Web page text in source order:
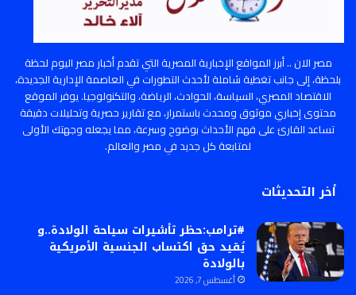
مصر الان .. أبرز المواقع الإخبارية المصرية التي تقدم أخبار مصر اليوم لحظة
بلحظة، إلى جانب تغطية شاملة لأحدث التطورات في العاصمة الإدارية الجديدة،
الاقتصاد المصري، السياسة، الحوادث، الرياضة، والتكنولوجيا. يوفر الموقع
محتوى إخباري موثوق ومحدث باستمرار، مع تقارير حصرية وتحليلات دقيقة
تساعد القارئ على فهم الأحداث بوضوح وسرعة، مما يجعله وجهتك الأولى
لمتابعة كل جديد في مصر والعالم.
أخر التحديثات
#ترامب:حظر تأشيرات سياحة الولادة..و
يُقيد حق اكتساب الجنسية الأمريكية
بالولادة
أغسطس 7, 2026